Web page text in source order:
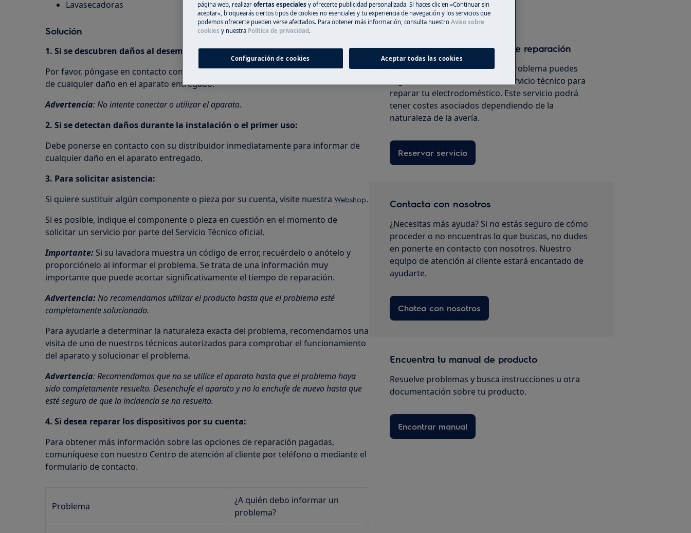
Lavasecadoras
Solución
1. Si se descubren daños al desembalar el aparato:
Por favor, póngase en contacto con su distribuidor inmediatamente para informar
de cualquier daño en el aparato entregado.
Advertencia: No intente conectar o utilizar el aparato.
2. Si se detectan daños durante la instalación o el primer uso:
Debe ponerse en contacto con su distribuidor inmediatamente para informar de
cualquier daño en el aparato entregado.
3. Para solicitar asistencia:
Si quiere sustituir algún componente o pieza por su cuenta, visite nuestra Webshop.
Si es posible, indique el componente o pieza en cuestión en el momento de
solicitar un servicio por parte del Servicio Técnico oficial.
Importante: Si su lavadora muestra un código de error, recuérdelo o anótelo y
proporciónelo al informar el problema. Se trata de una información muy
importante que puede acortar significativamente el tiempo de reparación.
Advertencia:No recomendamos utilizar el producto hasta que el problema esté
completamente solucionado.
Para ayudarle a determinar la naturaleza exacta del problema, recomendamos una
visita de uno de nuestros técnicos autorizados para comprobar el funcionamiento
del aparato y solucionar el problema.
Advertencia: Recomendamos que no se utilice el aparato hasta que el problema haya
sido completamente resuelto. Desenchufe el aparato y no lo enchufe de nuevo hasta que
esté seguro de que la incidencia se ha resuelto.
4. Si desea reparar los dispositivos por su cuenta:
Para obtener más información sobre las opciones de reparación pagadas,
comuníquese con nuestro Centro de atención al cliente por teléfono o mediante el
formulario de contacto.
Problema
¿A quién debo informar un
problema?
Registra online un servicio de reparación
Si no encuentras solución a tu problema puedes
registrar online una visita del servicio técnico para
reparar tu electrodoméstico. Este servicio podrá
tener costes asociados dependiendo de la
naturaleza de la avería.
Reservar servicio
Contacta con nosotros
¿Necesitas más ayuda? Si no estás seguro de cómo
proceder o no encuentras lo que buscas, no dudes
en ponerte en contacto con nosotros. Nuestro
equipo de atención al cliente estará encantado de
ayudarte.
Chatea con nosotros
Encuentra tu manual de producto
Resuelve problemas y busca instrucciones u otra
documentación sobre tu producto.
Encontrar manual
página web, realizar ofertas especiales y ofrecerte publicidad personalizada. Si haces clic en «Continuar sin
aceptar», bloquearás ciertos tipos de cookies no esenciales y tu experiencia de navegación y los servicios que
podemos ofrecerte pueden verse afectados. Para obtener más información, consulta nuestro Aviso sobre
cookies y nuestra Política de privacidad .
Configuración de cookies Aceptar todas las cookies